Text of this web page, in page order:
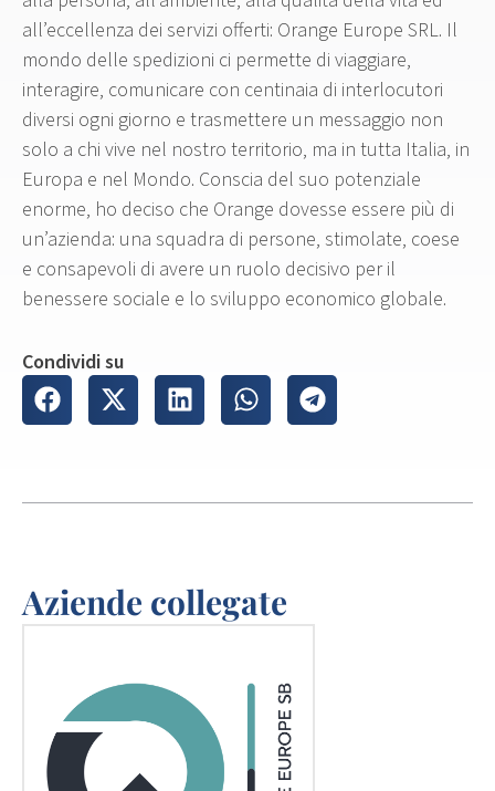
all’eccellenza dei servizi offerti: Orange Europe SRL. Il
mondo delle spedizioni ci permette di viaggiare,
interagire, comunicare con centinaia di interlocutori
diversi ogni giorno e trasmettere un messaggio non
solo a chi vive nel nostro territorio, ma in tutta Italia, in
Europa e nel Mondo. Conscia del suo potenziale
enorme, ho deciso che Orange dovesse essere più di
un’azienda: una squadra di persone, stimolate, coese
e consapevoli di avere un ruolo decisivo per il
benessere sociale e lo sviluppo economico globale.
Condividi su
Aziende collegate